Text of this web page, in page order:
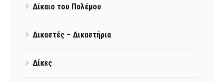
Δίκαιο του Πολέμου
Δικαστές – Δικαστήρια
Δίκες